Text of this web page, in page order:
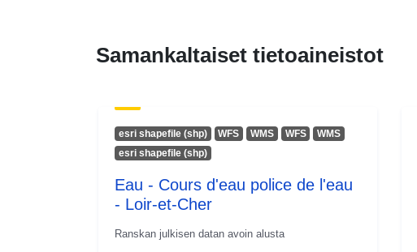
Samankaltaiset tietoaineistot
esri shapefile (shp) WFS WMS WFS
WMS
esri shapefile (shp)
Eau - Cours d'eau police de l'eau
- Loir-et-Cher
Ranskan julkisen datan avoin alusta